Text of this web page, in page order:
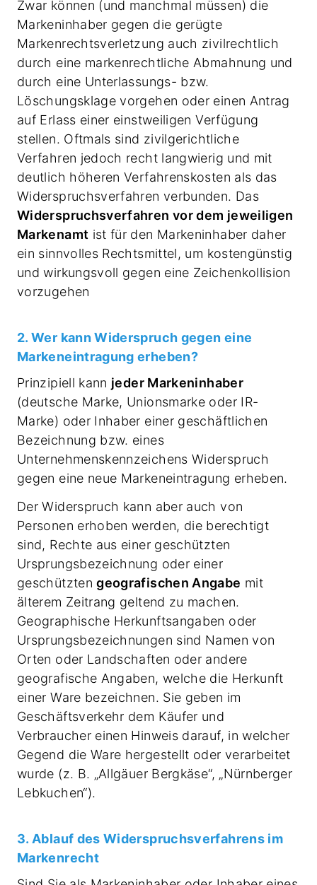
Zwar können (und manchmal müssen) die
Markeninhaber gegen die gerügte
Markenrechtsverletzung auch zivilrechtlich
durch eine markenrechtliche Abmahnung und
durch eine Unterlassungs- bzw.
Löschungsklage vorgehen oder einen Antrag
auf Erlass einer einstweiligen Verfügung
stellen. Oftmals sind zivilgerichtliche
Verfahren jedoch recht langwierig und mit
deutlich höheren Verfahrenskosten als das
Widerspruchsverfahren verbunden. Das
Widerspruchsverfahren vor dem jeweiligen
Markenamt ist für den Markeninhaber daher
ein sinnvolles Rechtsmittel, um kostengünstig
und wirkungsvoll gegen eine Zeichenkollision
vorzugehen
2. Wer kann Widerspruch gegen eine
Markeneintragung erheben?
Prinzipiell kann jeder Markeninhaber
(deutsche Marke, Unionsmarke oder IR-
Marke) oder Inhaber einer geschäftlichen
Bezeichnung bzw. eines
Unternehmenskennzeichens Widerspruch
gegen eine neue Markeneintragung erheben.
Der Widerspruch kann aber auch von
Personen erhoben werden, die berechtigt
sind, Rechte aus einer geschützten
Ursprungsbezeichnung oder einer
geschütztengeografischen Angabe mit
älterem Zeitrang geltend zu machen.
Geographische Herkunftsangaben oder
Ursprungsbezeichnungen sind Namen von
Orten oder Landschaften oder andere
geografische Angaben, welche die Herkunft
einer Ware bezeichnen. Sie geben im
Geschäftsverkehr dem Käufer und
Verbraucher einen Hinweis darauf, in welcher
Gegend die Ware hergestellt oder verarbeitet
wurde (z. B. „Allgäuer Bergkäse“, „Nürnberger
Lebkuchen“).
3. Ablauf des Widerspruchsverfahrens im
Markenrecht